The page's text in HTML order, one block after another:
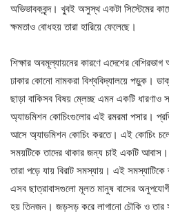
অভিভাবকবৃন্দ। খু্বই অসুস্থ একটা সিস্টেমের
ক্ষমতাও বোধহয় তারা হারিয়ে ফেলেছে।
শিক্ষার অবমূল্যায়নের কারণে এদেশের
ঢাকার কোনো নামকরা বিশ্ববিদ্যালয়ে পড়ুক।
ছাড়া বাকিসব বিষয় ম্লেচ্ছ এমন একটি
অ্যাডমিশন কোচিংগুলোর এই রমরমা পসার।
আসে অ্যাডমিশন কোচিং করতে। এই কোচিং
সময়টিকে তাদের থাকার জন্য চাই একটি আবাস।
তারা পড়ে যায় বিরাট সমস্যায়। এই সমস্যাটিকে
এসব ছাত্রাবাসগুলো মূলত মানুষ বাসের
হয় তিনজন। জড়সড় করে লাগানো চৌকি ও তার